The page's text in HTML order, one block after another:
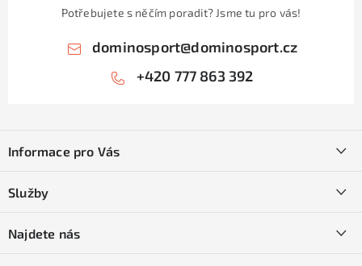
Potřebujete s něčím poradit? Jsme tu pro vás!
dominosport@dominosport.cz
+420 777 863 392
pInformace pro Vás
Obchodní podmínky
Služby
Najdete nás